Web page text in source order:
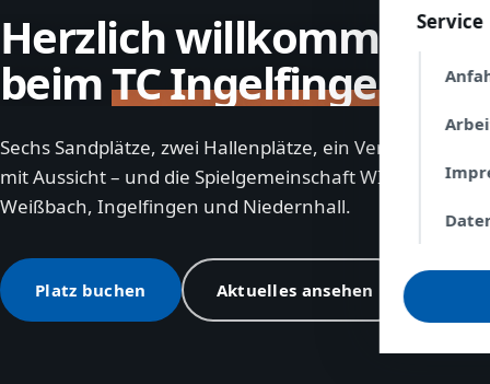
Service
Herzlich willkommen
beimTC Ingelfingen
Sechs Sandplätze, zwei Hallenplätze, ein Vereinsheim
mit Aussicht – und die Spielgemeinschaft WIN aus
Weißbach, Ingelfingen und Niedernhall.
Platz buchen Aktuelles ansehen